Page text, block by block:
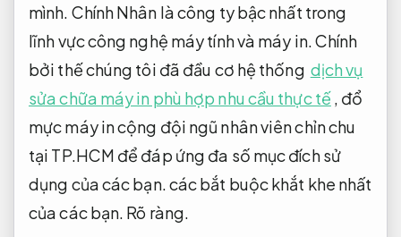
mình. Chính Nhân là công ty bậc nhất trong
lĩnh vực công nghệ máy tính và máy in. Chính
bởi thế chúng tôi đã đầu cơ hệ thống dịch vụ
sửa chữa máy in phù hợp nhu cầu thực tế, đổ
mực máy in cộng đội ngũ nhân viên chỉn chu
tại TP.HCM để đáp ứng đa số mục đích sử
dụng của các bạn. các bắt buộc khắt khe nhất
của các bạn. Rõ ràng.